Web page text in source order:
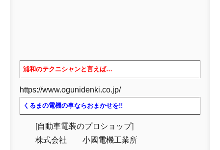
浦和のテクニシャンと言えば…
https://www.ogunidenki.co.jp/
くるまの電機の事ならおまかせを!!
[自動車電装のプロショップ]
株式会社 小國電機工業所